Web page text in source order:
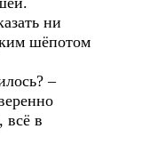
ни
шёпотом
–
всё в